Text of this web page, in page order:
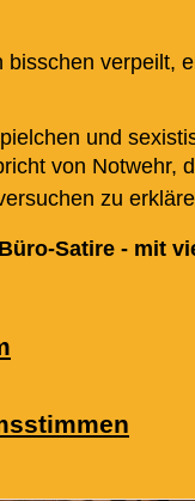
verpeilt,
und
von Notwehr,
zu
Satire - mit